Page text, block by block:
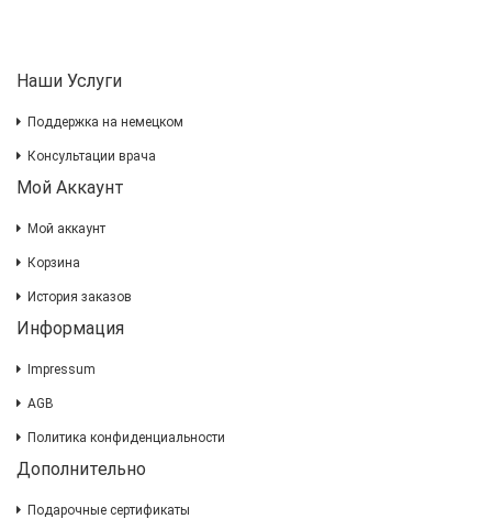
Наши Услуги
Поддержка на немецком
Консультации врача
Мой Аккаунт
Мой аккаунт
Корзина
История заказов
Информация
Impressum
AGB
Политика конфиденциальности
Дополнительно
Подарочные сертификаты